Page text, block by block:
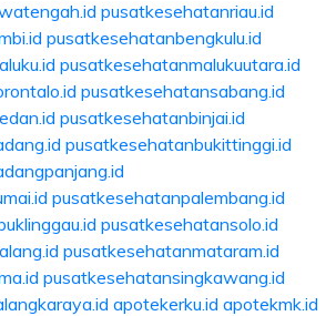
pusatkesehatanriau.id
pusatkesehatanbengkulu.id
pusatkesehatanmalukuutara.id
pusatkesehatansabang.id
pusatkesehatanbinjai.id
pusatkesehatanbukittinggi.id
pusatkesehatanpalembang.id
pusatkesehatansolo.id
pusatkesehatanmataram.id
pusatkesehatansingkawang.id
apotekerku.id apotekmk.id